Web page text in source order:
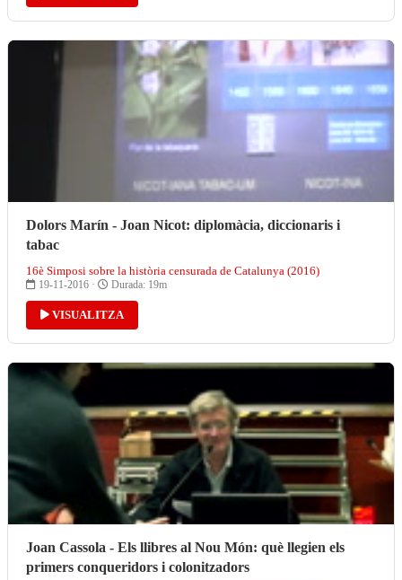
Dolors Marín - Joan Nicot: diplomàcia, diccionaris i
tabac
16è Simposi sobre la història censurada de Catalunya (2016)
19-11-2016 · Durada: 19m
VISUALITZA
Joan Cassola - Els llibres al Nou Món: què llegien els
primers conqueridors i colonitzadors